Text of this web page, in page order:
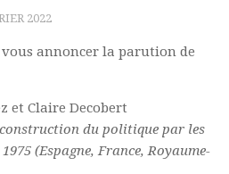
2022
annoncer la parution de
et Claire Decobert
du politique par les
(Espagne, France, Royaume-